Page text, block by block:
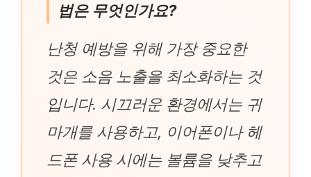
법은 무엇인가요?
난청 예방을 위해 가장 중요한
것은 소음 노출을 최소화하는 것
입니다. 시끄러운 환경에서는 귀
마개를 사용하고, 이어폰이나 헤
드폰 사용 시에는 볼륨을 낮추고